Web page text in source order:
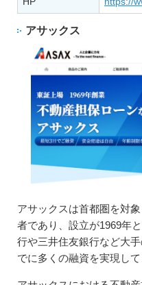
アサックス
アサックスは首都圏を対
者であり、設立が1969年
行や三井住友銀行など大
でに多くの融資を実現して